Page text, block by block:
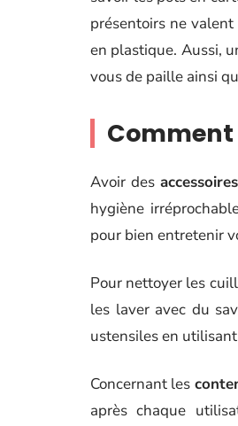
présentoirs ne
en plastique. Aussi,
vous de paille ainsi
Comment
Avoir des
hygiène
pour bien entretenir
Pour nettoyer les
les laver avec du
ustensiles en
Concernant les
après chaque